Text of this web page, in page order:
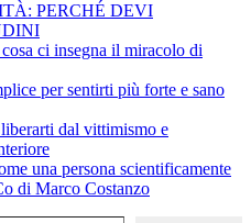
PERCHÉ DEVI
ci insegna il miracolo di
per sentirti più forte e sano
dal vittimismo e
una persona scientificamente
di Marco Costanzo